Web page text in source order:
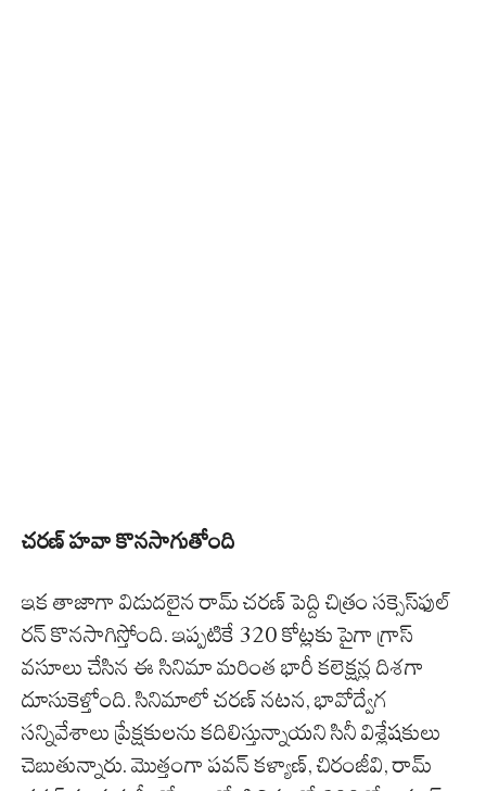
చరణ్ హవా కొనసాగుతోంది
ఇక తాజాగా విడుదలైన రామ్ చరణ్ పెద్ది చిత్రం సక్సెస్‌ఫుల్
రన్ కొనసాగిస్తోంది. ఇప్పటికే 320 కోట్లకు పైగా గ్రాస్
వసూలు చేసిన ఈ సినిమా మరింత భారీ కలెక్షన్ల దిశగా
దూసుకెళ్తోంది. సినిమాలో చరణ్ నటన, భావోద్వేగ
సన్నివేశాలు ప్రేక్షకులను కదిలిస్తున్నాయని సినీ విశ్లేషకులు
చెబుతున్నారు. మొత్తంగా పవన్ కళ్యాణ్, చిరంజీవి, రామ్